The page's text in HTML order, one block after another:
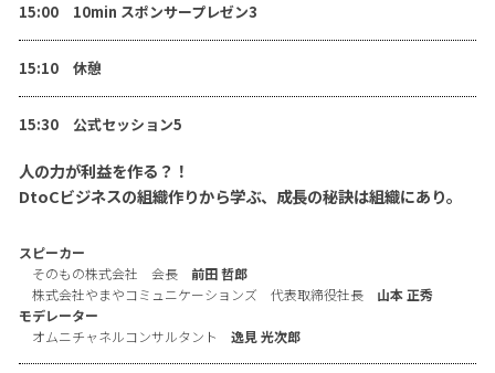
15:00 10min スポンサープレゼン3
15:10 休憩
15:30 公式セッション5
人の力が利益を作る？！
DtoCビジネスの組織作りから学ぶ、成長の秘訣は組織にあり。
スピーカー
そのもの株式会社 会長 前田 哲郎
株式会社やまやコミュニケーションズ 代表取締役社長 山本 正秀
モデレーター
オムニチャネルコンサルタント 逸見 光次郎